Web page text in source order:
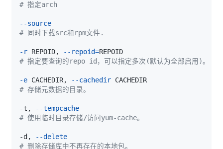
# 指定arch
--source
# 同时下载src和rpm文件.
-r REPOID, --repoid=
# 指定要查询的repo id，可以指定多次(默认为全部启用)。
-e CACHEDIR, --cachedir
# 存储元数据的目录。
-t,
--tempcache
# 使用临时目录存储/访问yum-cache。
-d,
--delete
# 删除存储库中不再存在的本地包。